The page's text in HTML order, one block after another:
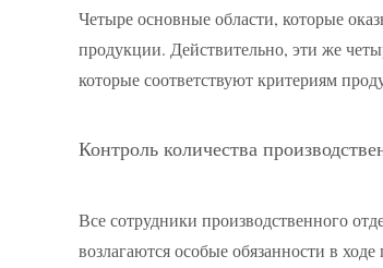
Четыре основные области, которые
продукции. Действительно, эти же
которые соответствуют критериям
Контроль количества
Все сотрудники производственного
возлагаются особые обязанности в